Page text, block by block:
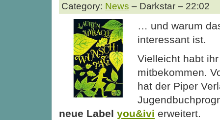
Category: News – Darkstar – 22:02
… und warum
interessant ist.
Vielleicht habt
mitbekommen.
hat der Piper
neue Label you&ivi erweitert.